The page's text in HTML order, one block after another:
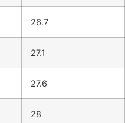
26.7
27.1
27.6
28